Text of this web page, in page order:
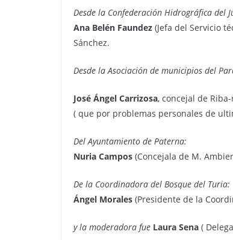
Desde la Confederación Hidrográfica del
Ana Belén Faundez (Jefa del Servicio
Sánchez.
Desde la Asociación de municipios del
José Ángel Carrizosa, concejal de
( que por problemas personales de
Del Ayuntamiento de Paterna:
Nuria Campos (Concejala de M.
De la Coordinadora del Bosque del Turia:
Ángel Morales (Presidente de la
y la moderadora fue Laura Sena (